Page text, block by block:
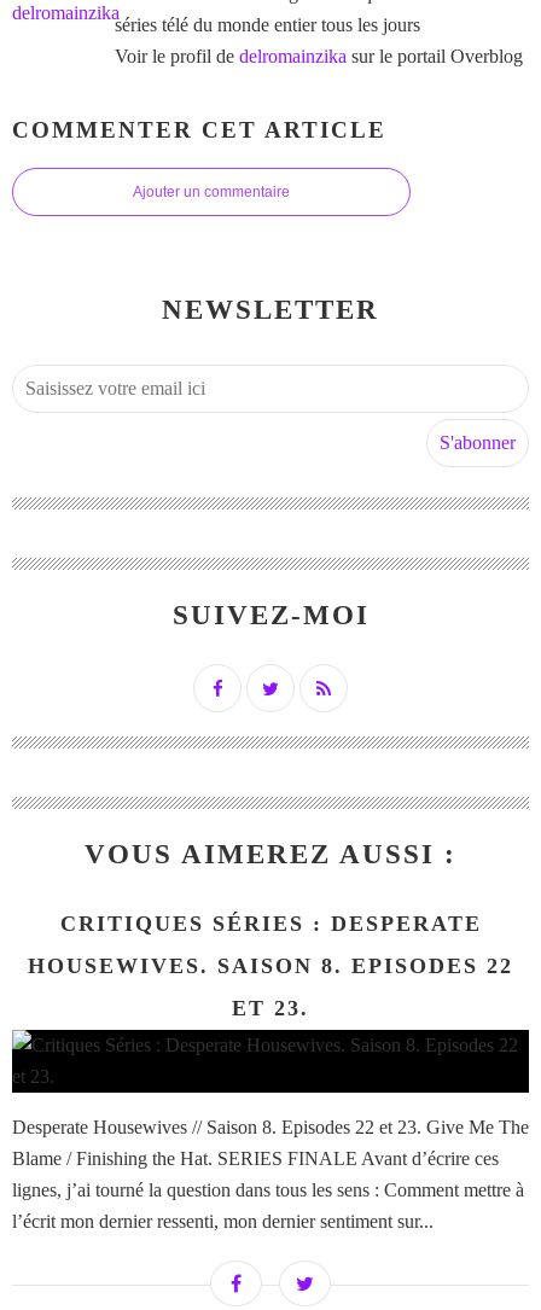
séries télé du monde entier tous les jours
Voir le profil de delromainzika sur le portail Overblog
COMMENTER CET ARTICLE
Ajouter un commentaire
NEWSLETTER
SUIVEZ-MOI
VOUS AIMEREZ AUSSI :
CRITIQUES SÉRIES : DESPERATE
HOUSEWIVES. SAISON 8. EPISODES 22
ET 23.
Desperate Housewives // Saison 8. Episodes 22 et 23. Give Me The
Blame / Finishing the Hat. SERIES FINALE Avant d’écrire ces
lignes, j’ai tourné la question dans tous les sens : Comment mettre à
l’écrit mon dernier ressenti, mon dernier sentiment sur...